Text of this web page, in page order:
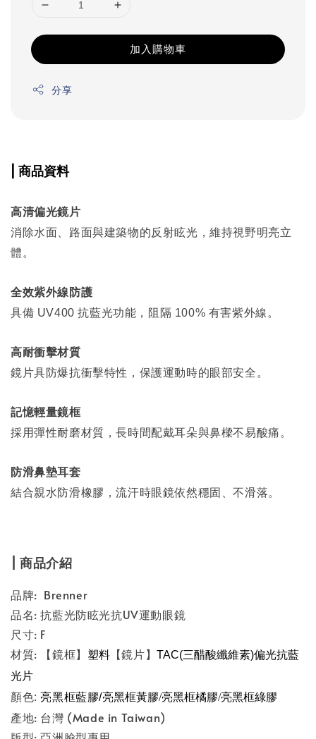
加入購物車
分享
| 商品資料
高清偏光鏡片
消除水面、路面與建築物的反射眩光，維持視野明亮立
體。
全效紫外線防護
具備 UV400 抗藍光功能，阻隔 100% 有害紫外線。
高耐衝擊材質
鏡片具防爆抗衝擊特性，保護運動時的眼部安全。
記憶輕量鏡框
採用彈性耐磨材質，長時間配戴耳朵與鼻樑不易酸痛。
防滑鼻墊耳套
結合親水防滑橡膠，流汗時眼鏡依然穩固、不滑落。
| 商品介紹
品牌: Brenner
品名: 抗藍光防眩光抗UV運動眼鏡
尺寸: F
材質: 【鏡框】
塑料【鏡片】TAC(三醋酸纖維素)偏光抗藍
光片
顏色:亮黑框藍膠/亮黑框黃膠/亮黑框橘膠/亮黑框綠膠
產地: 台灣 (Made in Taiwan)